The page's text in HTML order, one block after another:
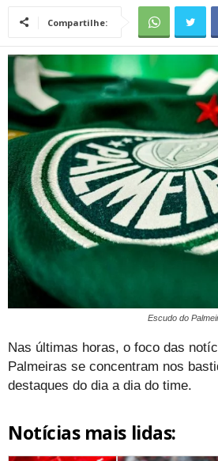
Compartilhe:
Escudo do
Nas últimas horas, o foco das
Palmeiras se concentram nos
destaques do dia a dia do time.
Notícias mais lidas: